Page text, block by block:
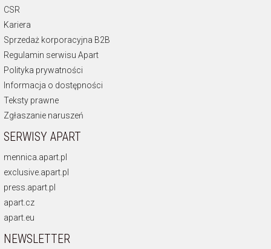
CSR
Kariera
Sprzedaż korporacyjna B2B
Regulamin serwisu Apart
Polityka prywatności
Informacja o dostępności
Teksty prawne
Zgłaszanie naruszeń
SERWISY APART
mennica.apart.pl
exclusive.apart.pl
press.apart.pl
apart.cz
apart.eu
NEWSLETTER